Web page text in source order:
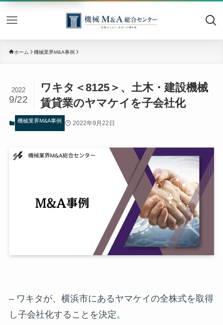
機械
ホーム 機械業界M&A事例
ワキタ＜8125＞、土木・建設機械
賃貸業のヤマケイを子会社化
2022
9/22
機械業界M&A事例 2022年9月22日
– ワキタが、横浜市にあるヤマケイの全株式を取得
し子会社化することを決定。